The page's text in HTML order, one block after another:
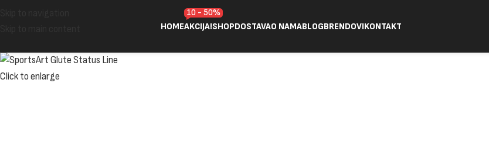
HOMEAKCIJA!
10 - 50%
SHOPDOSTAVAO NAMABLOGBRENDOVIKONTAKT
Click to enlarge